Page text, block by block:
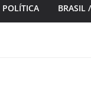
POLÍTICA BRASIL